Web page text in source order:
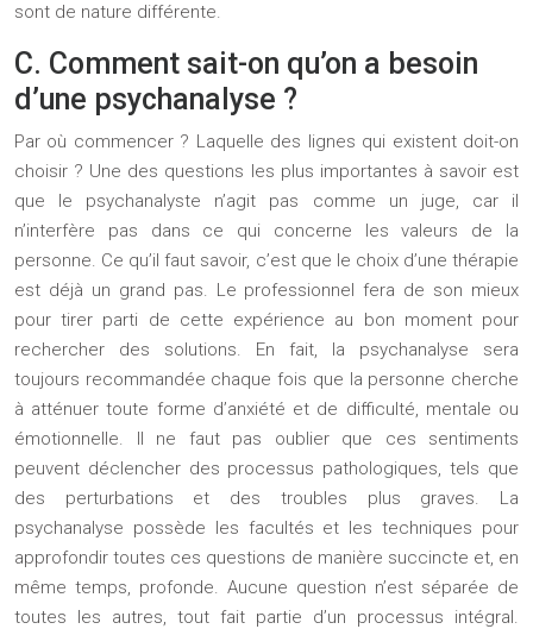
sont de nature différente.
C. Comment sait-on qu’on a besoin
d’une psychanalyse ?
Par où commencer ? Laquelle des lignes qui existent doit-on
choisir ? Une des questions les plus importantes à savoir est
que le psychanalyste n’agit pas comme un juge, car il
n’interfère pas dans ce qui concerne les valeurs de la
personne. Ce qu’il faut savoir, c’est que le choix d’une thérapie
est déjà un grand pas. Le professionnel fera de son mieux
pour tirer parti de cette expérience au bon moment pour
rechercher des solutions. En fait, la psychanalyse sera
toujours recommandée chaque fois que la personne cherche
à atténuer toute forme d’anxiété et de difficulté, mentale ou
émotionnelle. Il ne faut pas oublier que ces sentiments
peuvent déclencher des processus pathologiques, tels que
des perturbations et des troubles plus graves. La
psychanalyse possède les facultés et les techniques pour
approfondir toutes ces questions de manière succincte et, en
même temps, profonde. Aucune question n’est séparée de
toutes les autres, tout fait partie d’un processus intégral.